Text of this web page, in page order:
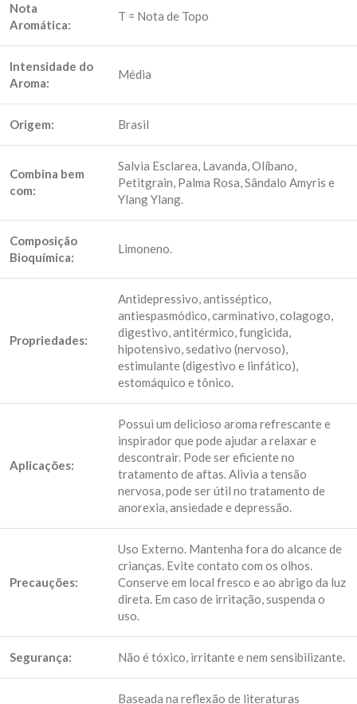
Nota
Aromática:
T = Nota de Topo
Intensidade do
Aroma:
Média
Origem: Brasil
Combina bem
com:
Salvia Esclarea, Lavanda, Olíbano,
Petitgrain, Palma Rosa, Sândalo Amyris e
Ylang Ylang.
Composição
Bioquímica:
Limoneno.
Propriedades:
Antidepressivo, antisséptico,
antiespasmódico, carminativo, colagogo,
digestivo, antitérmico, fungicida,
hipotensivo, sedativo (nervoso),
estimulante (digestivo e linfático),
estomáquico e tônico.
Aplicações:
Possui um delicioso aroma refrescante e
inspirador que pode ajudar a relaxar e
descontrair. Pode ser eficiente no
tratamento de aftas. Alivia a tensão
nervosa, pode ser útil no tratamento de
anorexia, ansiedade e depressão.
Precauções:
Uso Externo. Mantenha fora do alcance de
crianças. Evite contato com os olhos.
Conserve em local fresco e ao abrigo da luz
direta. Em caso de irritação, suspenda o
uso.
Segurança: Não é tóxico, irritante e nem sensibilizante.
Baseada na reflexão de literaturas